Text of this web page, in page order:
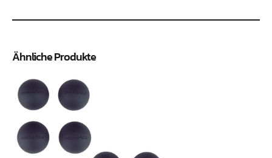
Ähnliche Produkte